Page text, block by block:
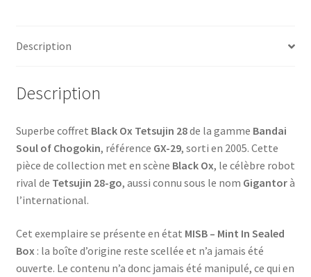
Description
Description
Superbe coffret Black Ox Tetsujin 28de la gamme Bandai
Soul of Chogokin, référence GX-29, sorti en 2005. Cette
pièce de collection met en scène Black Ox, le célèbre robot
rival de Tetsujin 28-go, aussi connu sous le nom Gigantorà
l’international.
Cet exemplaire se présente en état MISB – Mint In Sealed
Box : la boîte d’origine reste scellée et n’a jamais été
ouverte. Le contenu n’a donc jamais été manipulé, ce qui en